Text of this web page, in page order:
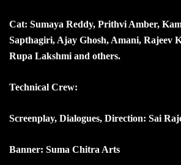
Cat: Sumaya Reddy, Prithvi Amber,
Sapthagiri, Ajay Ghosh, Amani, Rajeev
Rupa Lakshmi and others.
Technical Crew:
Screenplay, Dialogues, Direction: Sai
Banner: Suma Chitra Arts